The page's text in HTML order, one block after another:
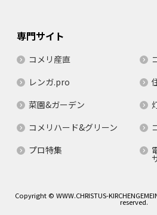
専門サイト
コメリ産直
レンガ.pro
菜園&ガーデン
コメリハード&グリーン
プロ特集
Copyright © WWW.CHRISTUS-
reserved.